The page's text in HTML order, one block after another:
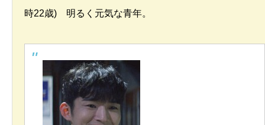
時22歳) 明るく元気な青年。